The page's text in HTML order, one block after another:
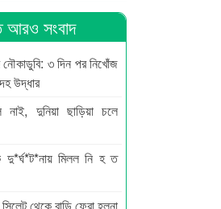
আরও সংবাদ
নৌকাডুবি: ৩ দিন পর নিখোঁজ
উদ্ধার
নাই, দুনিয়া ছাড়িয়া চলে
দু*র্ঘ*ট*নায় মিলল নি হ ত